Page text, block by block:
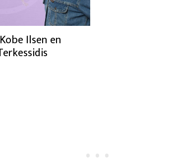
Ilsen en